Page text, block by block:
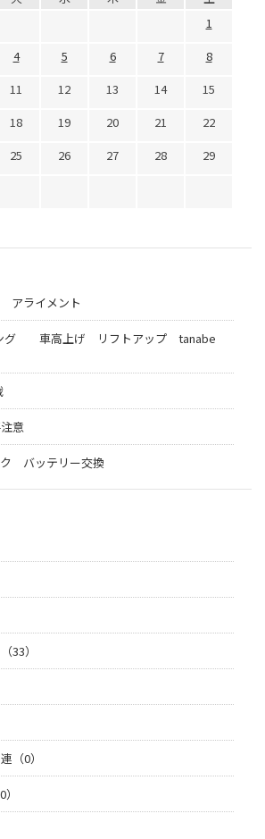
1
4 5 6 7
8
11 12 13 14
15
18 19 20 21
22
25 26 27 28
29
アライメント
グ 車高上げ リフトアップ tanabe
意
バッテリー交換
33）
（0）